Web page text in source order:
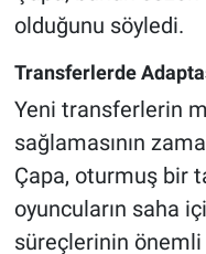
olduğunu söyledi.
Transferlerde
Yeni transferlerin
sağlamasının
Çapa, oturmuş bir
oyuncuların saha
süreçlerinin